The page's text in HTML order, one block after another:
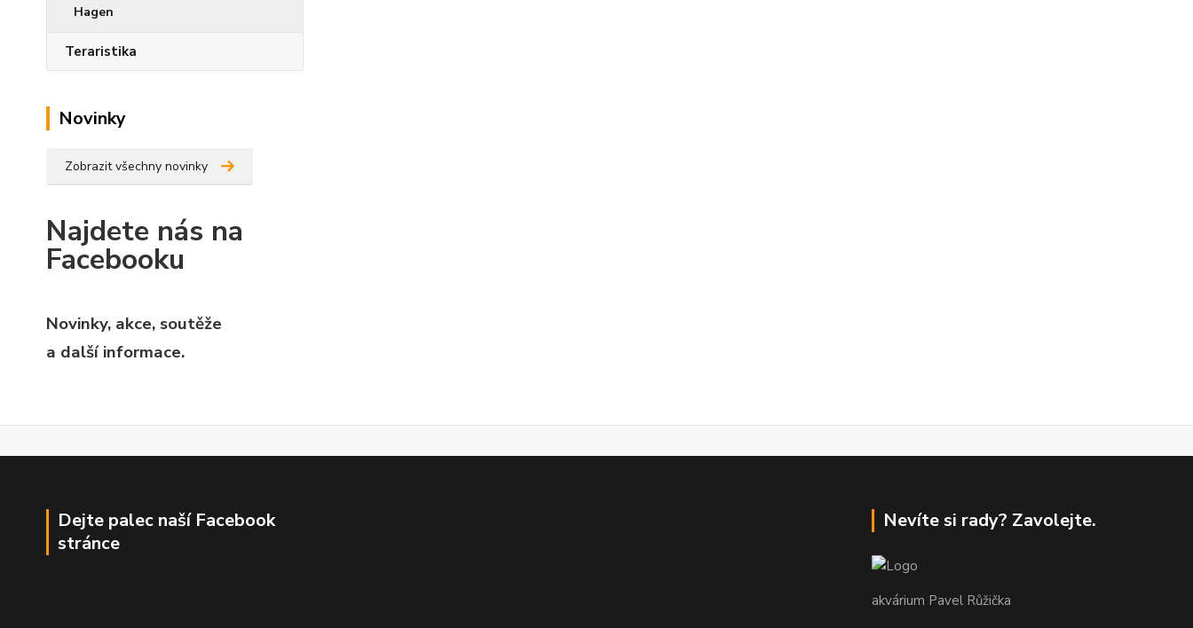
Hagen
Teraristika
Novinky
Zobrazit všechny novinky
Najdete nás na
Facebooku
Novinky, akce, soutěže
a další informace.
Dejte palec naší Facebook
stránce
Nevíte si rady? Zavolejte.
akvárium Pavel Růžička